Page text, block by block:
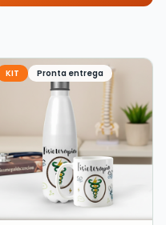
KIT Pronta entrega